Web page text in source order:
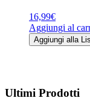
16,99€
Aggiungi al
Aggiungi alla
Ultimi Prodotti